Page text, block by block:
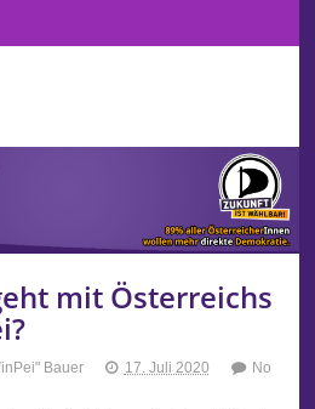
mit Österreichs
Bauer 17. Juli 2020
No